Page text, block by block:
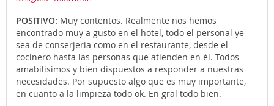
POSITIVO: Muy contentos. Realmente nos hemos
encontrado muy a gusto en el hotel, todo el personal ye
sea de conserjeria como en el restaurante, desde el
cocinero hasta las personas que atienden en èl. Todos
amabilisimos y bien dispuestos a responder a nuestras
necesidades. Por supuesto algo que es muy importante,
en cuanto a la limpieza todo ok. En gral todo bien.